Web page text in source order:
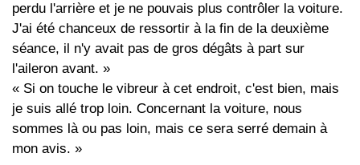
perdu l'arrière et je ne pouvais plus contrôler la voiture.
J'ai été chanceux de ressortir à la fin de la deuxième
séance, il n'y avait pas de gros dégâts à part sur
l'aileron avant. »
« Si on touche le vibreur à cet endroit, c'est bien, mais
je suis allé trop loin. Concernant la voiture, nous
sommes là ou pas loin, mais ce sera serré demain à
mon avis. »